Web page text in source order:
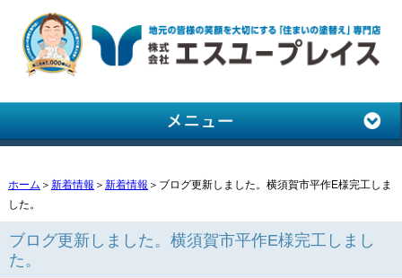
ホーム ＞ 新着情報 ＞ 新着情報 ＞ブログ更新しました。横須賀市平作E様完工しま
した。
ブログ更新しました。横須賀市平作E様完工しまし
た。